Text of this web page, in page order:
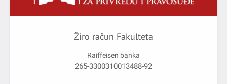
Žiro račun Fakulteta
Raiffeisen banka
265-3300310013488-92